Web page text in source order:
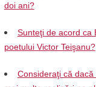
doi ani?
Sunteţi de acord ca
poetului Victor Teişanu?
Consideraţi că